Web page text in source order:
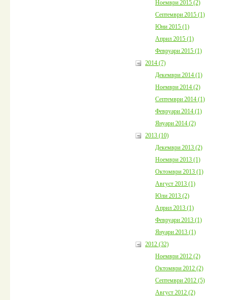
Ноември 2015 (2)
Септември 2015 (1)
Юни 2015 (1)
Април 2015 (1)
Февруари 2015 (1)
2014 (7)
Декември 2014 (1)
Ноември 2014 (2)
Септември 2014 (1)
Февруари 2014 (1)
Януари 2014 (2)
2013 (10)
Декември 2013 (2)
Ноември 2013 (1)
Октомври 2013 (1)
Август 2013 (1)
Юли 2013 (2)
Април 2013 (1)
Февруари 2013 (1)
Януари 2013 (1)
2012 (32)
Ноември 2012 (2)
Октомври 2012 (2)
Септември 2012 (5)
Август 2012 (2)